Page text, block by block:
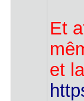
Et
et